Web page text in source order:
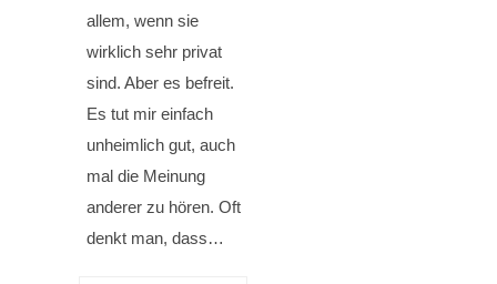
allem, wenn sie
wirklich sehr privat
sind. Aber es befreit.
Es tut mir einfach
unheimlich gut, auch
mal die Meinung
anderer zu hören. Oft
denkt man, dass…